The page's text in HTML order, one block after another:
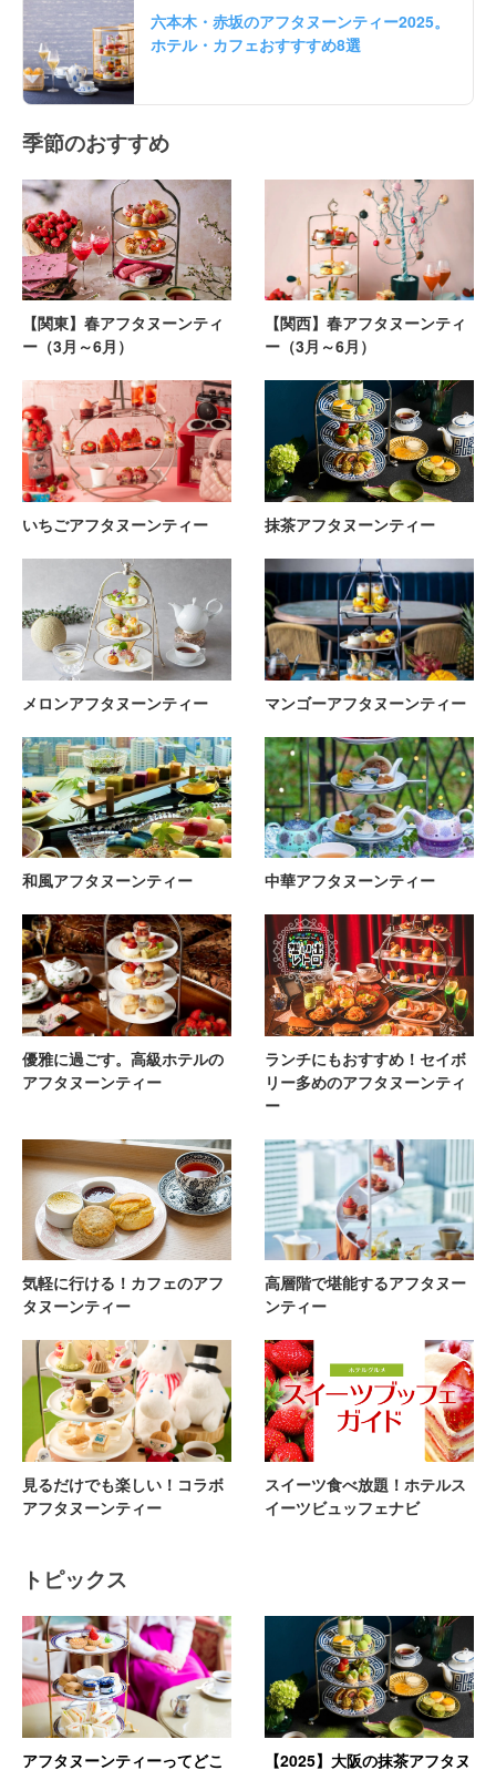
六本木・赤坂のアフタヌーンティー2025。
ホテル・カフェおすすすめ8選
季節のおすすめ
【関東】春アフタヌーンティ
ー（3月～6月）
【関西】春アフタヌーンティ
ー（3月～6月）
いちごアフタヌーンティー 抹茶アフタヌーンティー
メロンアフタヌーンティー マンゴーアフタヌーンティー
和風アフタヌーンティー 中華アフタヌーンティー
優雅に過ごす。高級ホテルの
アフタヌーンティー
ランチにもおすすめ！セイボ
リー多めのアフタヌーンティ
ー
気軽に行ける！カフェのアフ
タヌーンティー
高層階で堪能するアフタヌー
ンティー
見るだけでも楽しい！コラボ
アフタヌーンティー
スイーツ食べ放題！ホテルス
イーツビュッフェナビ
トピックス
アフタヌーンティーってどこ
【2025】大阪の抹茶アフタヌ